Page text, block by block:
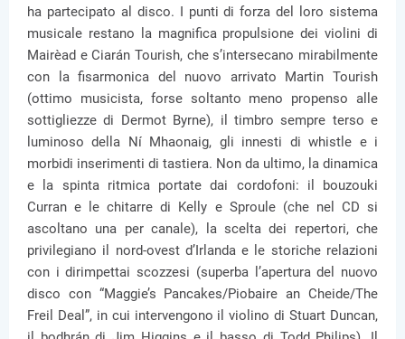
ha partecipato al disco. I punti di forza del loro sistema
musicale restano la magnifica propulsione dei violini di
Mairèad e Ciarán Tourish, che s’intersecano mirabilmente
con la fisarmonica del nuovo arrivato Martin Tourish
(ottimo musicista, forse soltanto meno propenso alle
sottigliezze di Dermot Byrne), il timbro sempre terso e
luminoso della Ní Mhaonaig, gli innesti di whistle e i
morbidi inserimenti di tastiera. Non da ultimo, la dinamica
e la spinta ritmica portate dai cordofoni: il bouzouki
Curran e le chitarre di Kelly e Sproule (che nel CD si
ascoltano una per canale), la scelta dei repertori, che
privilegiano il nord-ovest d’Irlanda e le storiche relazioni
con i dirimpettai scozzesi (superba l’apertura del nuovo
disco con “Maggie’s Pancakes/Piobaire an Cheide/The
Freil Deal”, in cui intervengono il violino di Stuart Duncan,